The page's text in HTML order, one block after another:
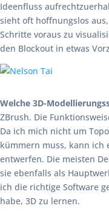
Ideenfluss
sieht oft hoffnungslos
Schritte voraus zu
den Blockout in etwas
Welche 3D-
ZBrush. Die
Da ich mich nicht um
kümmern muss, kann ich
entwerfen. Die meisten
sie ebenfalls als
ich die richtige Software
habe, 3D zu lernen.